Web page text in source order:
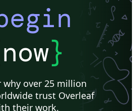
now}
why over 25 million
trust Overleaf
their work.